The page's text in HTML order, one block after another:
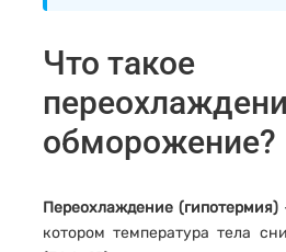
Что такое
обморожение?
Переохлаждение (гипотермия)
котором температура тела